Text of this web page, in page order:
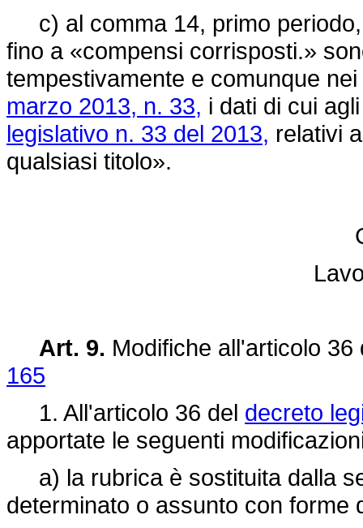
c) al comma 14, primo
fino a «compensi corrisposti.»
tempestivamente e comunque
marzo 2013, n. 33, i dati di cui
legislativo n. 33 del 2013, relativi
qualsiasi titolo».
Art. 9. Modifiche all'articolo
165
1. All'articolo 36 del decreto
apportate le seguenti
a) la rubrica è sostituita dalla
determinato o assunto con forme